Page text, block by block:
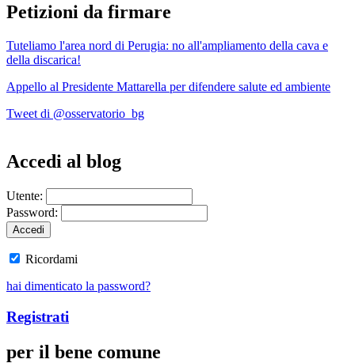
Petizioni da firmare
Tuteliamo l'area nord di Perugia: no all'ampliamento della cava e
della discarica!
Appello al Presidente Mattarella per difendere salute ed ambiente
Tweet di @osservatorio_bg
Accedi al blog
Utente:
Password:
Ricordami
hai dimenticato la password?
Registrati
per il bene comune